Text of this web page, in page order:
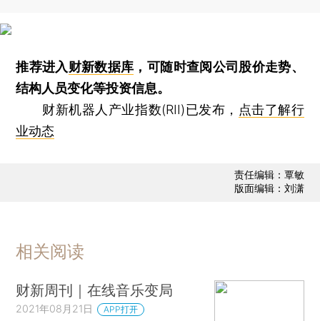
推荐进入财新数据库 ，可随时查阅公司股价走势、
结构人员变化等投资信息。
财新机器人产业指数(RII)已发布， 点击了解行
业动态
责任编辑：覃敏
版面编辑：刘潇
相关阅读
财新周刊｜在线音乐变局
2021年08月21日 APP打开